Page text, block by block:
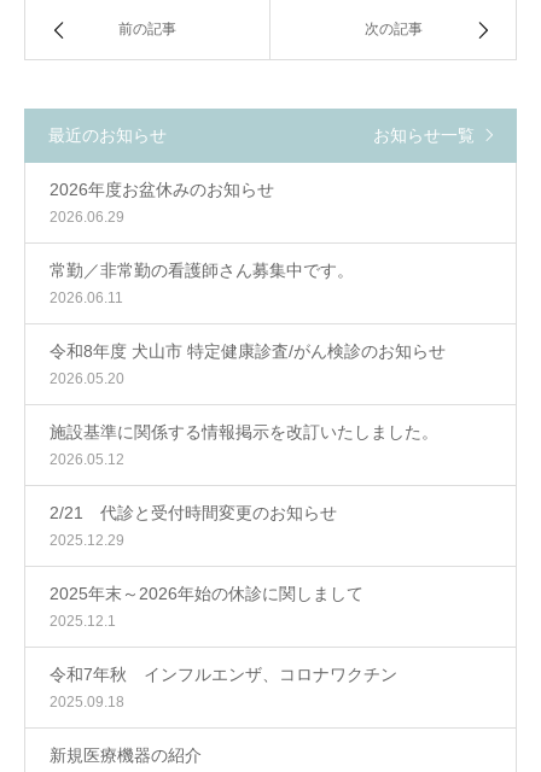
前の記事 次の記事
最近のお知らせ お知らせ一覧
2026年度お盆休みのお知らせ
2026.06.29
常勤／非常勤の看護師さん募集中です。
2026.06.11
令和8年度 犬山市 特定健康診査/がん検診のお知らせ
2026.05.20
施設基準に関係する情報掲示を改訂いたしました。
2026.05.12
2/21 代診と受付時間変更のお知らせ
2025.12.29
2025年末～2026年始の休診に関しまして
2025.12.1
令和7年秋 インフルエンザ、コロナワクチン
2025.09.18
新規医療機器の紹介